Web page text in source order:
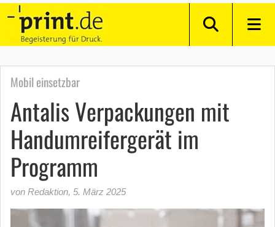
Mobil einsetzbar
Antalis Verpackungen mit
Handumreifergerät im
Programm
von Redaktion, 5. März 2025